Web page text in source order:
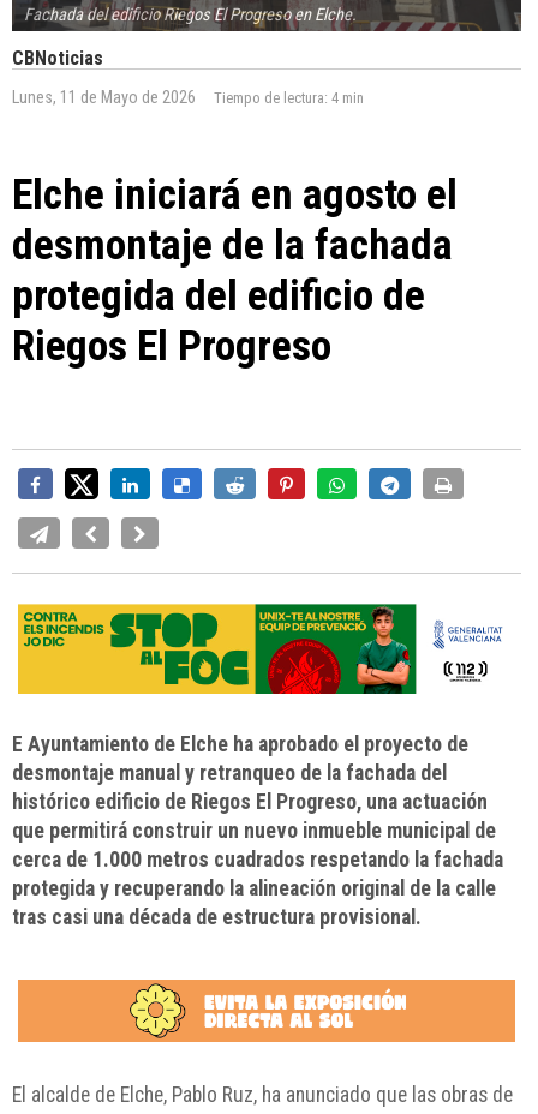
Fachada del edificio Riegos El Progreso en Elche.
CBNoticias
Lunes, 11 de Mayo de 2026 Tiempo de lectura: 4 min
Elche iniciará en agosto el
desmontaje de la fachada
protegida del edificio de
Riegos El Progreso
E Ayuntamiento de Elche ha aprobado el proyecto de
desmontaje manual y retranqueo de la fachada del
histórico edificio de Riegos El Progreso, una actuación
que permitirá construir un nuevo inmueble municipal de
cerca de 1.000 metros cuadrados respetando la fachada
protegida y recuperando la alineación original de la calle
tras casi una década de estructura provisional.
El alcalde de Elche, Pablo Ruz, ha anunciado que las obras de